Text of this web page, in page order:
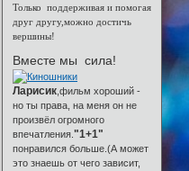
Только поддерживая и помогая
друг другу,можно достичь
вершины!
Вместе мы сила!
Ларисик ,фильм хороший -
но ты права, на меня он не
произвёл огромного
впечатления."1+1"
понравился больше.(А может
это знаешь от чего зависит,